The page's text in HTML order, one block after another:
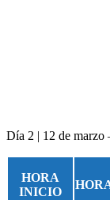
Día 2 | 12 de marzo
HORA
INICIO